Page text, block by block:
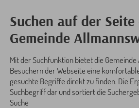
Suchen auf der
Gemeinde
Mit der Suchfunktion bietet die
Besuchern der Webseite eine
gesuchte Begriffe direkt zu finden. Die
Suchbegriff dar und sortiert die
Suche